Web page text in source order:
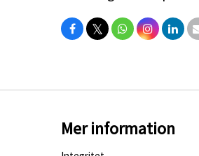
𝕏
Mer information